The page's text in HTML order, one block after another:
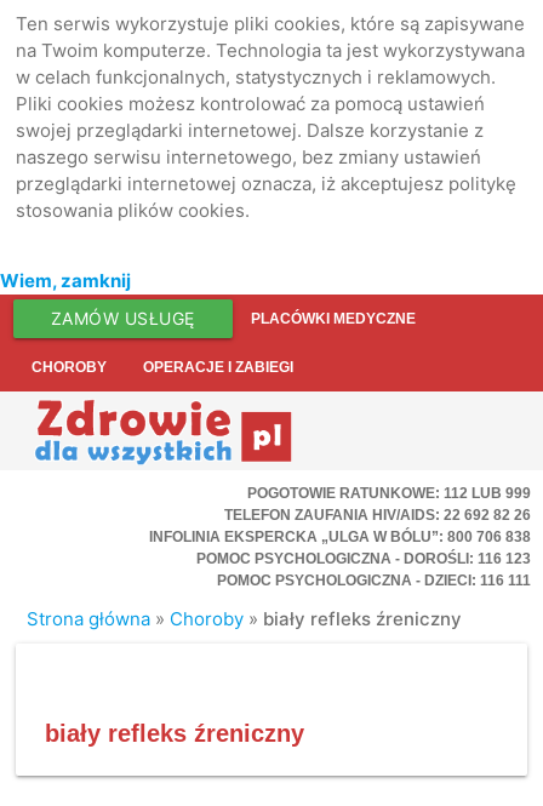
Ten serwis wykorzystuje pliki cookies, które są zapisywane
na Twoim komputerze. Technologia ta jest wykorzystywana
w celach funkcjonalnych, statystycznych i reklamowych.
Pliki cookies możesz kontrolować za pomocą ustawień
swojej przeglądarki internetowej. Dalsze korzystanie z
naszego serwisu internetowego, bez zmiany ustawień
przeglądarki internetowej oznacza, iż akceptujesz politykę
stosowania plików cookies.
Wiem, zamknij
ZAMÓW USŁUGĘ PLACÓWKI MEDYCZNE
CHOROBY OPERACJE I ZABIEGI
POGOTOWIE RATUNKOWE: 112 LUB 999
TELEFON ZAUFANIA HIV/AIDS: 22 692 82 26
INFOLINIA EKSPERCKA „ULGA W BÓLU”: 800 706 838
POMOC PSYCHOLOGICZNA - DOROŚLI: 116 123
POMOC PSYCHOLOGICZNA - DZIECI: 116 111
Strona główna » Choroby » biały refleks źreniczny
biały refleks źreniczny